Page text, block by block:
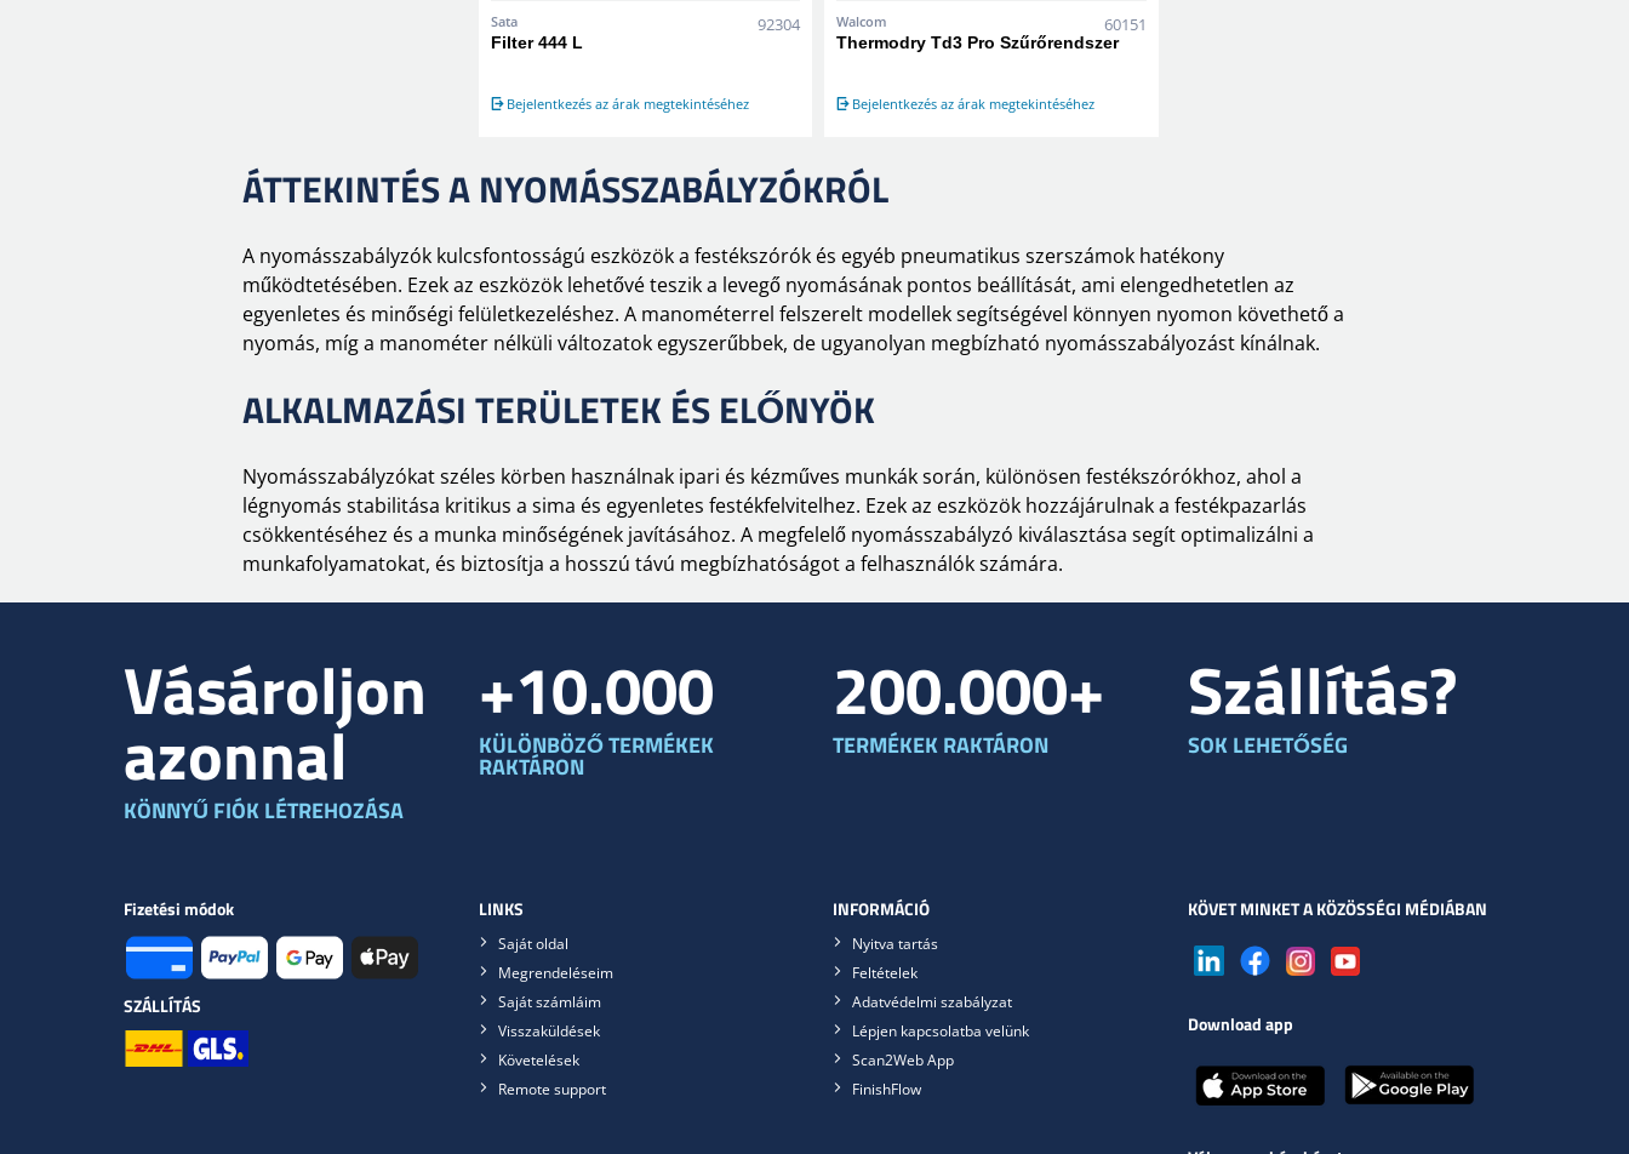
Sata 92304
Filter 444 L
Bejelentkezés az árak megtekintéséhez
Walcom 60151
Thermodry Td3 Pro Szűrőrendszer
Bejelentkezés az árak megtekintéséhez
ÁTTEKINTÉS A NYOMÁSSZABÁLYZÓKRÓL
A nyomásszabályzók kulcsfontosságú eszközök a festékszórók és egyéb pneumatikus szerszámok hatékony
működtetésében. Ezek az eszközök lehetővé teszik a levegő nyomásának pontos beállítását, ami elengedhetetlen az
egyenletes és minőségi felületkezeléshez. A manométerrel felszerelt modellek segítségével könnyen nyomon követhető a
nyomás, míg a manométer nélküli változatok egyszerűbbek, de ugyanolyan megbízható nyomásszabályozást kínálnak.
ALKALMAZÁSI TERÜLETEK ÉS ELŐNYÖK
Nyomásszabályzókat széles körben használnak ipari és kézműves munkák során, különösen festékszórókhoz, ahol a
légnyomás stabilitása kritikus a sima és egyenletes festékfelvitelhez. Ezek az eszközök hozzájárulnak a festékpazarlás
csökkentéséhez és a munka minőségének javításához. A megfelelő nyomásszabályzó kiválasztása segít optimalizálni a
munkafolyamatokat, és biztosítja a hosszú távú megbízhatóságot a felhasználók számára.
Vásároljon
azonnal
KÖNNYŰ FIÓK LÉTREHOZÁSA
+10.000
KÜLÖNBÖZŐ TERMÉKEK
RAKTÁRON
200.000+
TERMÉKEK RAKTÁRON
Szállítás?
SOK LEHETŐSÉG
Fizetési módok
SZÁLLÍTÁS
LINKS
Saját oldal
Megrendeléseim
Saját számláim
Visszaküldések
Követelések
Remote support
INFORMÁCIÓ
Nyitva tartás
Feltételek
Adatvédelmi szabályzat
Lépjen kapcsolatba velünk
Scan2Web App
FinishFlow
KÖVET MINKET A KÖZÖSSÉGI MÉDIÁBAN
Download app